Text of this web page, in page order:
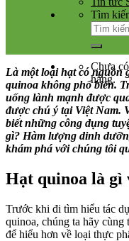
Tìm
Chưa
hàng.
Là một loại hạt có nguồn
quinoa không phổ biến.
uống lành mạnh được
được chú ý tại Việt Nam.
biết những công dụng
gì? Hàm lượng dinh
khám phá với chúng tôi
Hạt quinoa là gì
Trước khi đi tìm hiểu tác
quinoa, chúng ta hãy cùng
để hiểu hơn về loại thực